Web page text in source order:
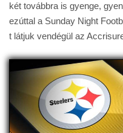
két továbbra is gyenge,
ezúttal a Sunday Night
t látjuk vendégül az